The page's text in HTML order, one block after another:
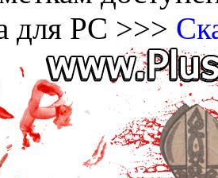
для PC >>>